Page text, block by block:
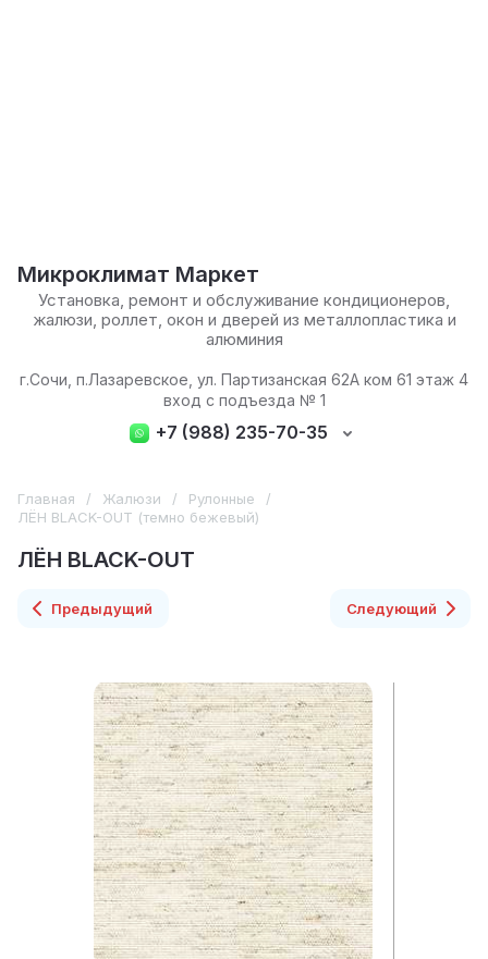
г.Сочи, п.Лазаревское, ул. Партизанская 62А ком 61 этаж 4
вход с подъезда № 1
+7 (988) 235-70-35
Микроклимат Маркет
Установка, ремонт и обслуживание кондиционеров,
жалюзи, роллет, окон и дверей из металлопластика и
алюминия
Главная / Жалюзи / Рулонные
/
ЛЁН BLACK-OUT (темно бежевый)
ЛЁН BLACK-OUT
Предыдущий Следующий